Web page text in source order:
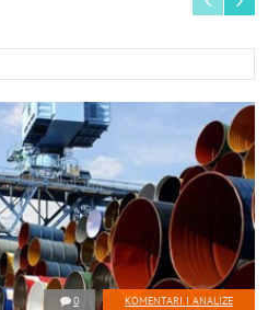
0 KOMENTARI I ANALIZE